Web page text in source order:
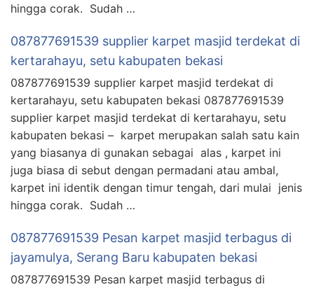
hingga corak. Sudah …
087877691539 supplier karpet masjid terdekat di
kertarahayu, setu kabupaten bekasi
087877691539 supplier karpet masjid terdekat di
kertarahayu, setu kabupaten bekasi 087877691539
supplier karpet masjid terdekat di kertarahayu, setu
kabupaten bekasi – karpet merupakan salah satu kain
yang biasanya di gunakan sebagai alas , karpet ini
juga biasa di sebut dengan permadani atau ambal,
karpet ini identik dengan timur tengah, dari mulai jenis
hingga corak. Sudah …
087877691539 Pesan karpet masjid terbagus di
jayamulya, Serang Baru kabupaten bekasi
087877691539 Pesan karpet masjid terbagus di